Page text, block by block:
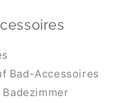
Bad-Accessoires